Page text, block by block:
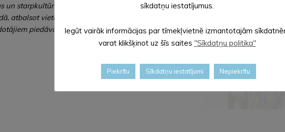
un starpkultūru sadarbības attīstības jomā.” Ikdienā
atbalsot vietējo iedzīvotāju iniciatīvas dzīves
piedāvājot mērķtiecīgas filantropijas atbalstu.
sīkdatņu iestatījumus.
Iegūt vairāk informācijas par tīmekļvietnē izmantotajām
varat klikšķinot uz šīs saites "Sīkdatņu politika"
Piekrītu Sīkdatņu iestatījumi Nepiekrītu